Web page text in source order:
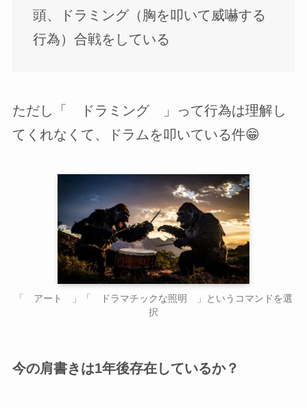
頭、ドラミング（胸を叩いて威嚇する
行為）合戦をしている
ただし「 ドラミング 」って行為は理解し
てくれなくて、ドラムを叩いている件😁
「 アート 」「 ドラマチックな照明 」というコマンドを選
択
今の肩書きは1年後存在しているか？